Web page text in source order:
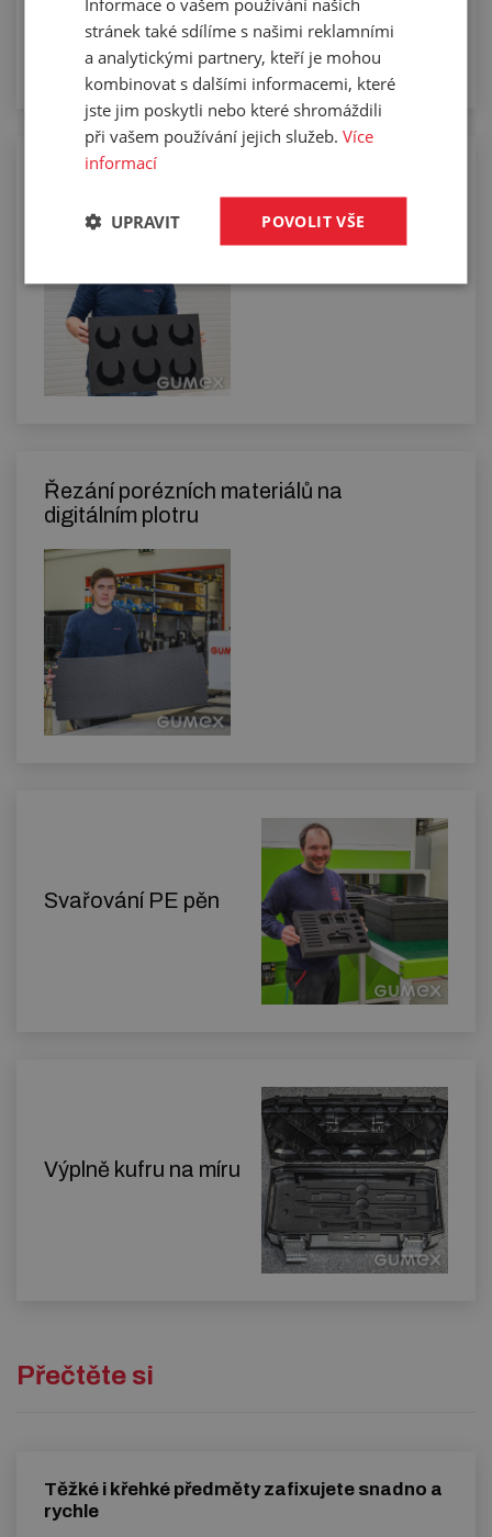
Pěnové výplně na míru
Řezání porézních materiálů na
digitálním plotru
Svařování PE pěn
Výplně kufru na míru
Přečtěte si
Těžké i křehké předměty zafixujete snadno a
rychle
stránek také sdílíme s našimi reklamními
a analytickými partnery, kteří je mohou
kombinovat s dalšími informacemi, které
jste jim poskytli nebo které shromáždili
při vašem používání jejich služeb.Více
informací
POVOLIT VŠE
UPRAVIT